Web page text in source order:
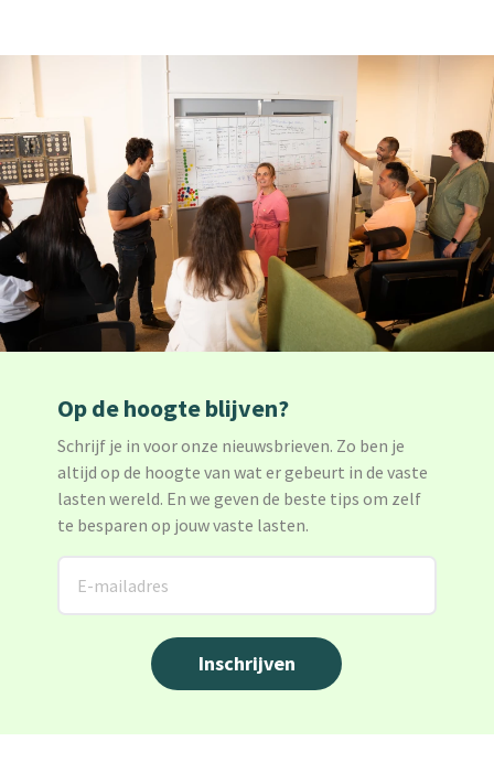
Op de hoogte blijven?
Schrijf je in voor onze nieuwsbrieven. Zo ben je
altijd op de hoogte van wat er gebeurt in de vaste
lasten wereld. En we geven de beste tips om zelf
te besparen op jouw vaste lasten.